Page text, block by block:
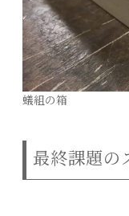
蟻組の箱
最終課題の